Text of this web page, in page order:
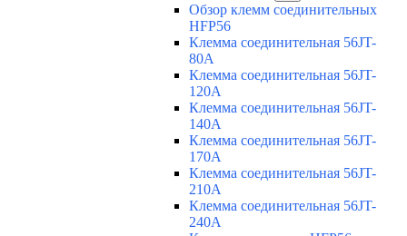
Обзор клемм соединительных
HFP56
Клемма соединительная 56JT-
80A
Клемма соединительная 56JT-
120A
Клемма соединительная 56JT-
140A
Клемма соединительная 56JT-
170A
Клемма соединительная 56JT-
210A
Клемма соединительная 56JT-
240A